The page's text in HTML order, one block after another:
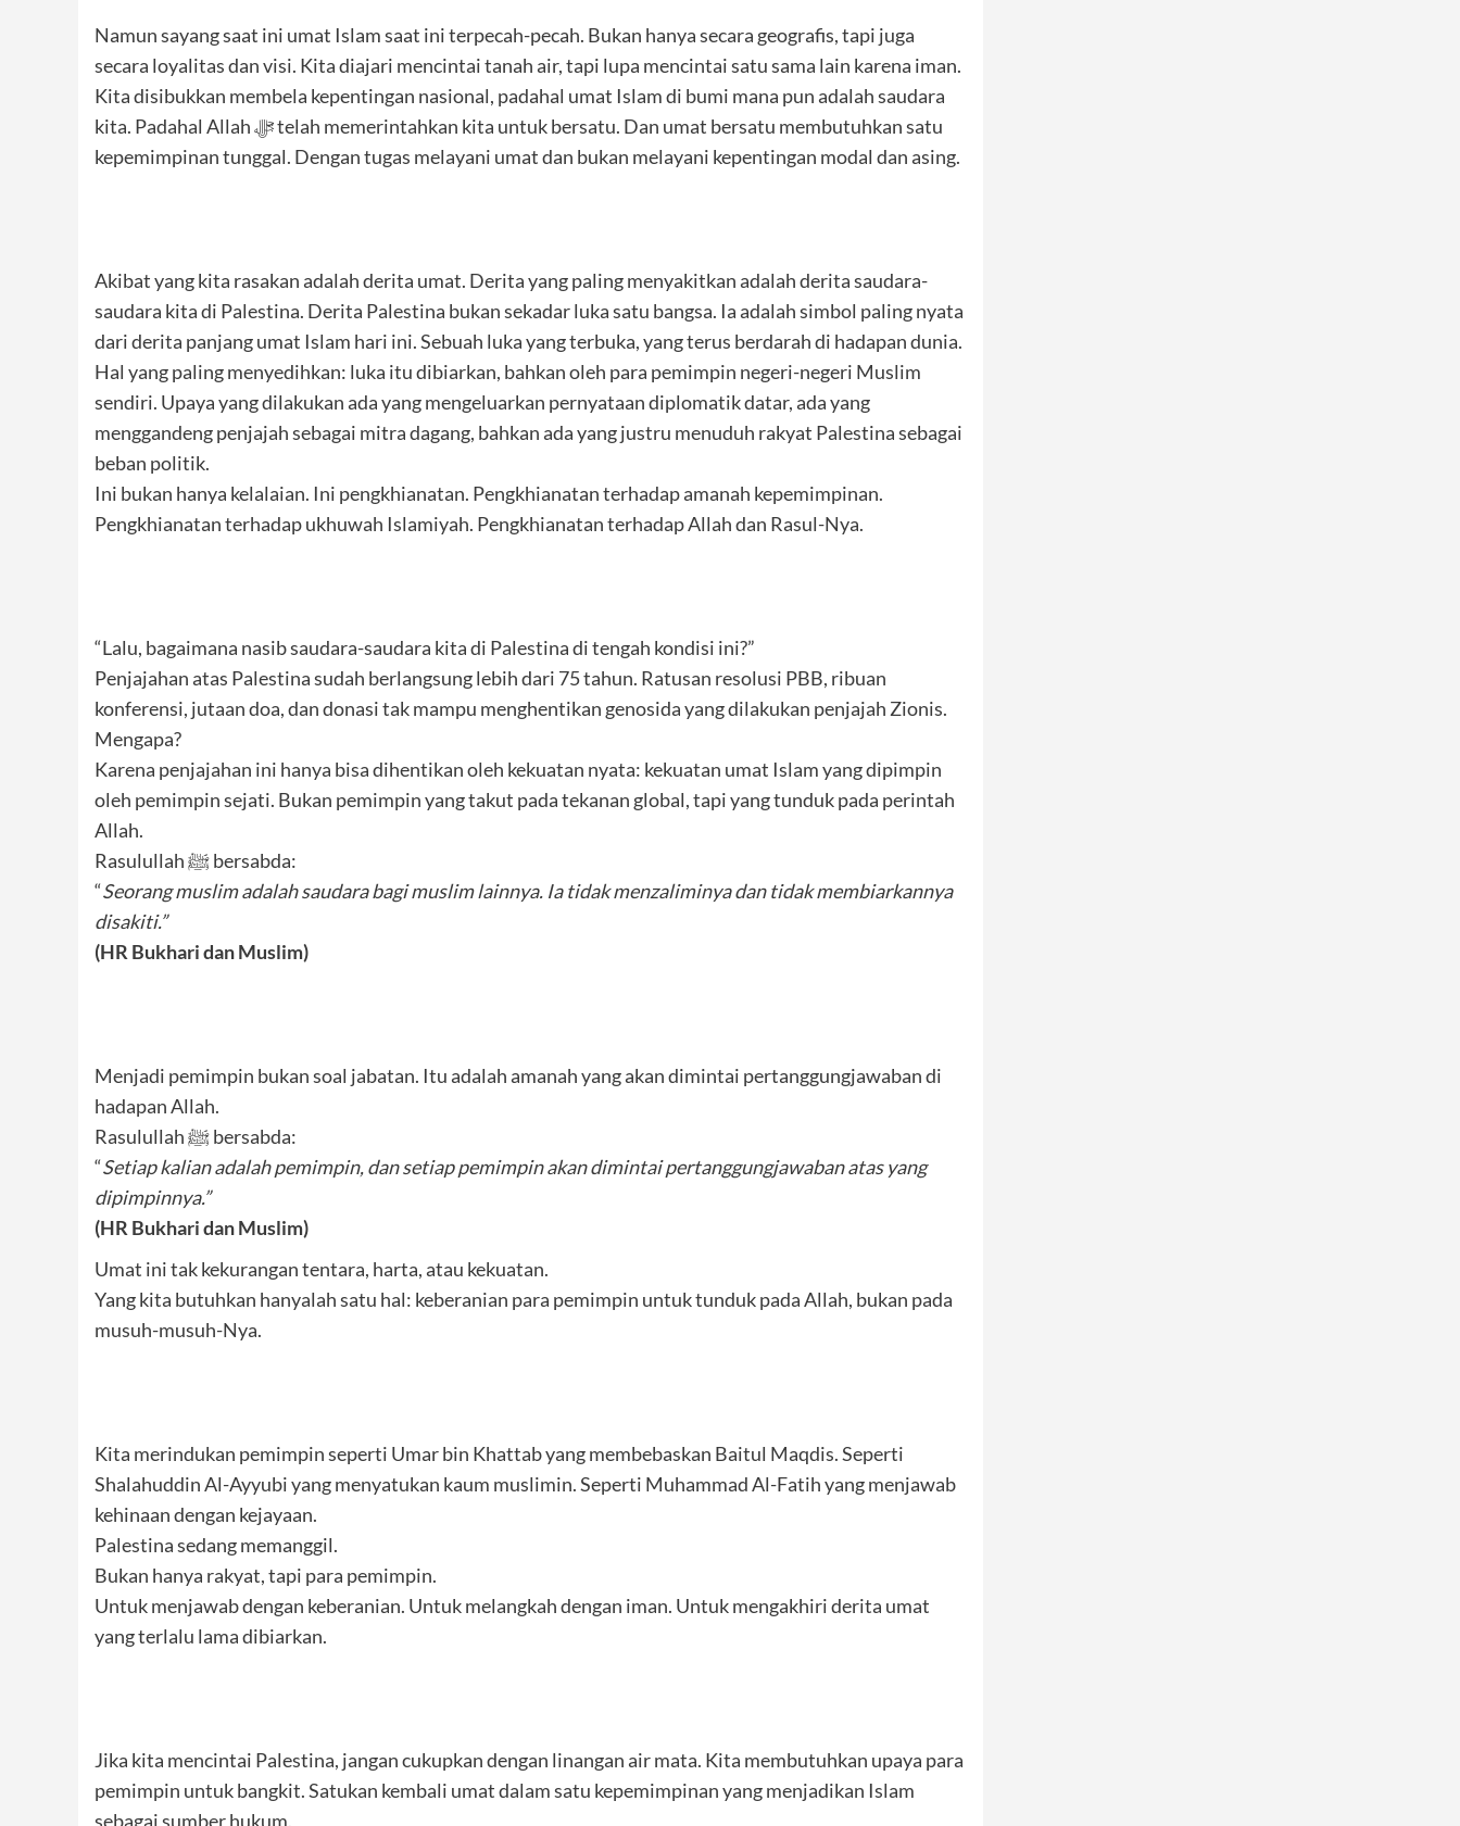
Namun sayang saat ini umat Islam saat ini terpecah-pecah. Bukan hanya secara geografis, tapi juga
secara loyalitas dan visi. Kita diajari mencintai tanah air, tapi lupa mencintai satu sama lain karena iman.
Kita disibukkan membela kepentingan nasional, padahal umat Islam di bumi mana pun adalah saudara
kita. Padahal Allah ﷻ telah memerintahkan kita untuk bersatu. Dan umat bersatu membutuhkan satu
kepemimpinan tunggal. Dengan tugas melayani umat dan bukan melayani kepentingan modal dan asing.
Akibat yang kita rasakan adalah derita umat. Derita yang paling menyakitkan adalah derita saudara-
saudara kita di Palestina. Derita Palestina bukan sekadar luka satu bangsa. Ia adalah simbol paling nyata
dari derita panjang umat Islam hari ini. Sebuah luka yang terbuka, yang terus berdarah di hadapan dunia.
Hal yang paling menyedihkan: luka itu dibiarkan, bahkan oleh para pemimpin negeri-negeri Muslim
sendiri. Upaya yang dilakukan ada yang mengeluarkan pernyataan diplomatik datar, ada yang
menggandeng penjajah sebagai mitra dagang, bahkan ada yang justru menuduh rakyat Palestina sebagai
beban politik.
Ini bukan hanya kelalaian. Ini pengkhianatan. Pengkhianatan terhadap amanah kepemimpinan.
Pengkhianatan terhadap ukhuwah Islamiyah. Pengkhianatan terhadap Allah dan Rasul-Nya.
“Lalu, bagaimana nasib saudara-saudara kita di Palestina di tengah kondisi ini?”
Penjajahan atas Palestina sudah berlangsung lebih dari 75 tahun. Ratusan resolusi PBB, ribuan
konferensi, jutaan doa, dan donasi tak mampu menghentikan genosida yang dilakukan penjajah Zionis.
Mengapa?
Karena penjajahan ini hanya bisa dihentikan oleh kekuatan nyata: kekuatan umat Islam yang dipimpin
oleh pemimpin sejati. Bukan pemimpin yang takut pada tekanan global, tapi yang tunduk pada perintah
Allah.
Rasulullah ﷺ bersabda:
“Seorang muslim adalah saudara bagi muslim lainnya. Ia tidak menzaliminya dan tidak membiarkannya
disakiti.”
(HR Bukhari dan Muslim)
Menjadi pemimpin bukan soal jabatan. Itu adalah amanah yang akan dimintai pertanggungjawaban di
hadapan Allah.
Rasulullah ﷺ bersabda:
“Setiap kalian adalah pemimpin, dan setiap pemimpin akan dimintai pertanggungjawaban atas yang
dipimpinnya.”
(HR Bukhari dan Muslim)
Umat ini tak kekurangan tentara, harta, atau kekuatan.
Yang kita butuhkan hanyalah satu hal: keberanian para pemimpin untuk tunduk pada Allah, bukan pada
musuh-musuh-Nya.
Kita merindukan pemimpin seperti Umar bin Khattab yang membebaskan Baitul Maqdis. Seperti
Shalahuddin Al-Ayyubi yang menyatukan kaum muslimin. Seperti Muhammad Al-Fatih yang menjawab
kehinaan dengan kejayaan.
Palestina sedang memanggil.
Bukan hanya rakyat, tapi para pemimpin.
Untuk menjawab dengan keberanian. Untuk melangkah dengan iman. Untuk mengakhiri derita umat
yang terlalu lama dibiarkan.
Jika kita mencintai Palestina, jangan cukupkan dengan linangan air mata. Kita membutuhkan upaya para
pemimpin untuk bangkit. Satukan kembali umat dalam satu kepemimpinan yang menjadikan Islam
sebagai sumber hukum.